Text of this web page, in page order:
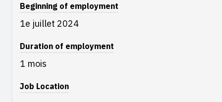
Beginning of employment
1e juillet 2024
Duration of employment
1 mois
Job Location